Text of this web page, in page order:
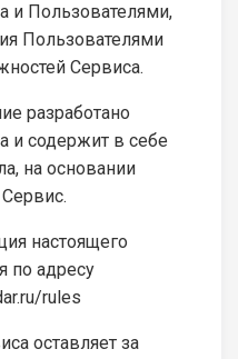
и Пользователями,
Пользователями
Сервиса.
разработано
и содержит в себе
на основании
настоящего
по адресу
rules
оставляет за